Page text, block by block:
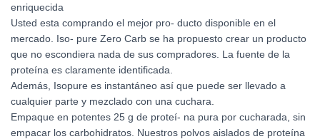
enriquecida
Usted esta comprando el mejor pro- ducto disponible en el
mercado. Iso- pure Zero Carb se ha propuesto crear un producto
que no escondiera nada de sus compradores. La fuente de la
proteína es claramente identificada.
Además, Isopure es instantáneo así que puede ser llevado a
cualquier parte y mezclado con una cuchara.
Empaque en potentes 25 g de proteí- na pura por cucharada, sin
empacar los carbohidratos. Nuestros polvos aislados de proteína